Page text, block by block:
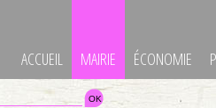
ACCUEIL MAIRIE ÉCONOMIE